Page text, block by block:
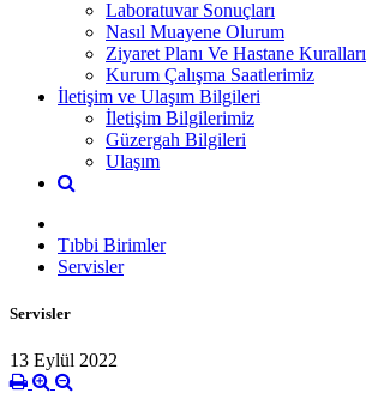
Laboratuvar Sonuçları
Nasıl Muayene Olurum
Ziyaret Planı Ve Hastane Kuralları
Kurum Çalışma Saatlerimiz
İletişim ve Ulaşım Bilgileri
İletişim Bilgilerimiz
Güzergah Bilgileri
Ulaşım
Tıbbi Birimler
Servisler
Servisler
13 Eylül 2022